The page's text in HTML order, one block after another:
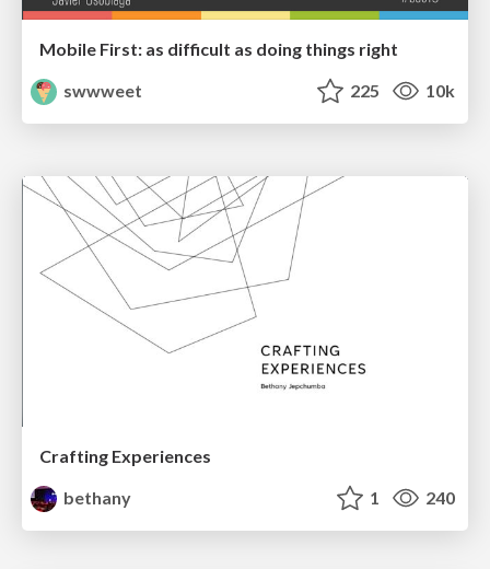
Mobile First: as difficult as doing things right
swwweet
225 10k
Crafting Experiences
bethany
1 240